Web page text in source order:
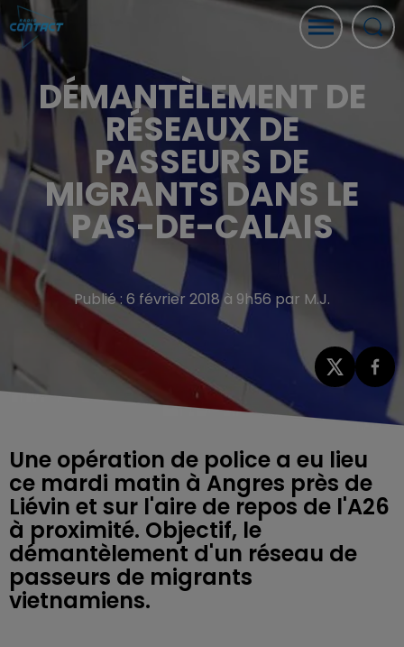
DÉMANTÈLEMENT DE
RÉSEAUX DE
PASSEURS DE
MIGRANTS DANS LE
PAS-DE-CALAIS
Publié : 6 février 2018 à 9h56 par M.J.
Une opération de police a eu lieu
ce mardi matin à Angres près de
Liévin et sur l'aire de repos de l'A26
à proximité. Objectif, le
démantèlement d'un réseau de
passeurs de migrants
vietnamiens.